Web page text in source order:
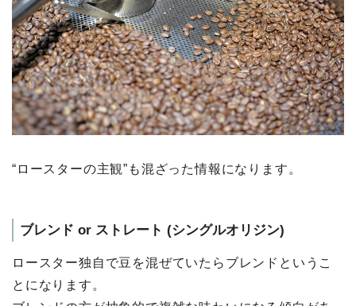
“ロースターの主観”も混ざった情報になります。
ブレンド or ストレート (シングルオリジン)
ロースター独⾃で⾖を混ぜていたらブレンドというこ
とになります。